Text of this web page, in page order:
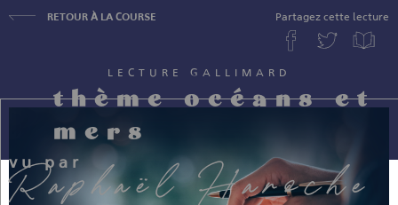
RETOUR À LA COURSE Partagez cette lecture
LECTURE GALLIMARD
thème océans et
mers
vu par
Raphaël Haroche